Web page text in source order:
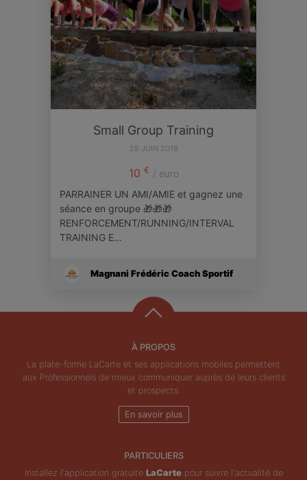
Small Group Training
28 JUIN 2018
10 € / euro
PARRAINER UN AMI/AMIE et gagnez une
séance en groupe 🎁🎁🎁
RENFORCEMENT/RUNNING/INTERVAL
TRAINING E…
Magnani Frédéric Coach Sportif
À PROPOS
La plate-forme LaCarte et ses applications mobiles permettent
aux Professionnels de mieux communiquer auprès de leurs clients
et prospects.
En savoir plus
PARTICULIERS
Installez l'application gratuite LaCartepour suivre l'actualité de